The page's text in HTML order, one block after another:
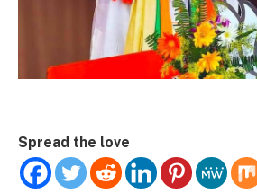
Spread the love